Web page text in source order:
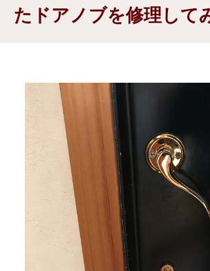
たドアノブを修理して